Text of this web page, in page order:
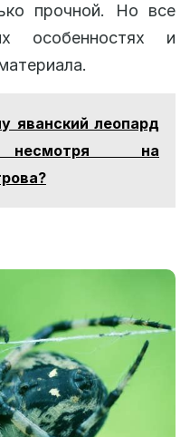
прочной. Но все
особенностях и
яванский леопард
на